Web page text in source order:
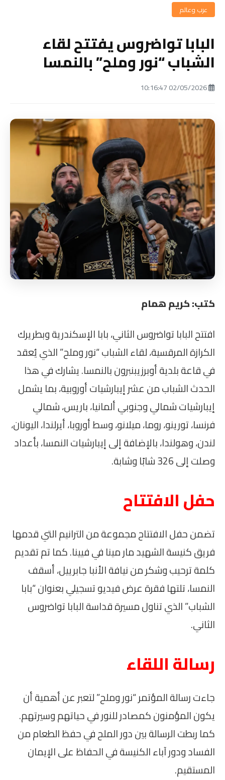
عرب وعالم
البابا تواضروس يفتتح لقاء
الشباب “نور وملح” بالنمسا
كتب: كريم همام
افتتح البابا تواضروس الثاني، بابا الإسكندرية وبطريرك
الكرازة المرقسية، لقاء الشباب “نور وملح” الذي يُعقد
في قاعة بلدية أوبرزيبنبرون بالنمسا. يشارك في هذا
الحدث الشباب من عشر إيبارشيات أوروبية، بما يشمل
إيبارشيات شمالي وجنوبي ألمانيا، باريس، شمالي
فرنسا، تورينو، روما، ميلانو، وسط أوروبا، أيرلندا، اليونان،
لندن، وهولندا، بالإضافة إلى إيبارشيات النمسا، بأعداد
وصلت إلى 326 شابًا وشابة.
حفل الافتتاح
تضمن حفل الافتتاح مجموعة من الترانيم التي قدمها
فريق كنيسة الشهيد مار مينا في فيينا. كما تم تقديم
كلمة ترحيب وشكر من نيافة الأنبا جابرييل، أسقف
النمسا، تلتها فقرة عرض فيديو تسجيلي بعنوان “بابا
الشباب” الذي تناول مسيرة قداسة البابا تواضروس
الثاني.
رسالة اللقاء
جاءت رسالة المؤتمر “نور وملح” لتعبر عن أهمية أن
يكون المؤمنون كمصادر للنور في حياتهم وسيرتهم.
كما ربطت الرسالة بين دور الملح في حفظ الطعام من
الفساد ودور آباء الكنيسة في الحفاظ على الإيمان
المستقيم.